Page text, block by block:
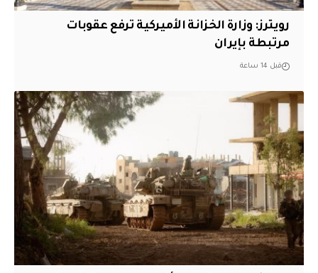
‏رويترز: وزارة الخزانة الأميركية ترفع عقوبات
مرتبطة بإيران
قبل 14 ساعة